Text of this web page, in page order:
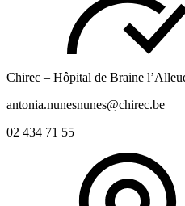
Chirec – Hôpital de Braine
antonia.nunesnunes@chirec.be
02 434 71 55